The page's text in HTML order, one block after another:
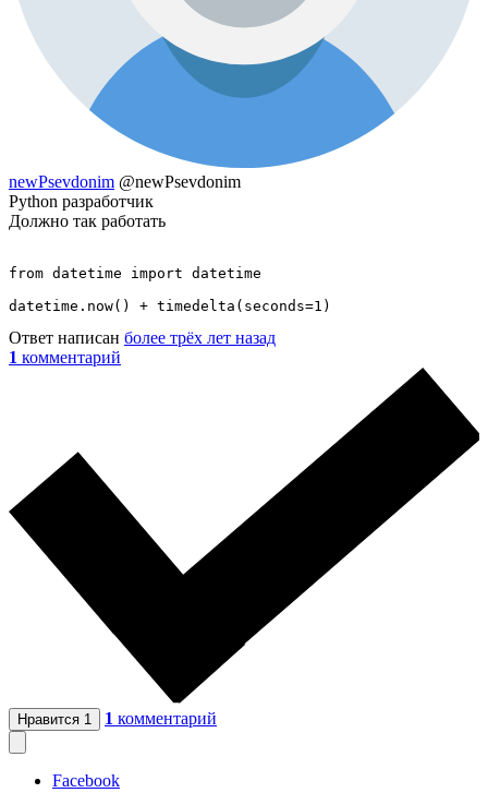
newPsevdonim @newPsevdonim
Python разработчик
Должно так работать
from datetime import datetime
datetime.now() + timedelta(seconds=1)
Ответ написан более трёх лет назад
1 комментарий
Нравится 1 1 комментарий
Facebook